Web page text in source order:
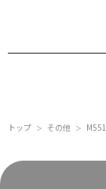
トップ ＞ その他 ＞